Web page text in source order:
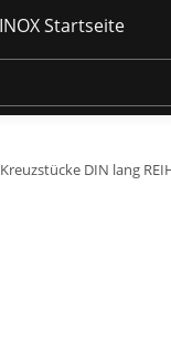
Kreuzstücke DIN lang